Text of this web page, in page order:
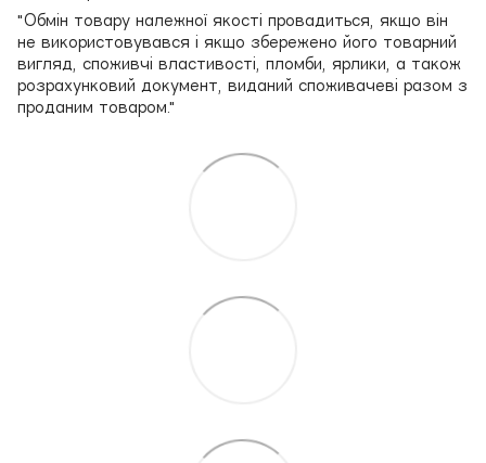
"Обмін товару належної якості провадиться, якщо він
не використовувався і якщо збережено його товарний
вигляд, споживчі властивості, пломби, ярлики, а також
розрахунковий документ, виданий споживачеві разом з
проданим товаром."